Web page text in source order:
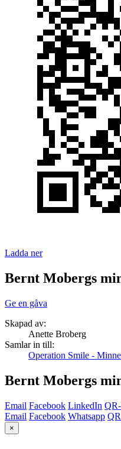
Ladda ner
Bernt Mobergs
Ge en gåva
Skapad av:
Anette Broberg
Samlar in till:
Operation Smile -
Bernt Mobergs
Email Facebook LinkedIn
Email Facebook Whatsapp
×